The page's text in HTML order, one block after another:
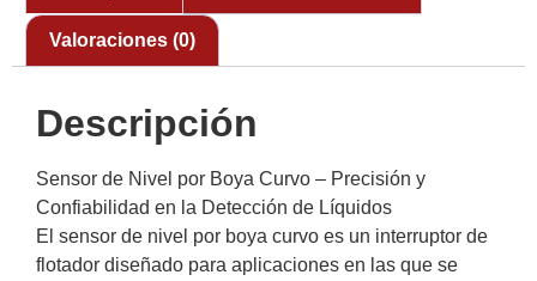
Valoraciones (0)
Descripción
Sensor de Nivel por Boya Curvo – Precisión y
Confiabilidad en la Detección de Líquidos
El sensor de nivel por boya curvo es un interruptor de
flotador diseñado para aplicaciones en las que se